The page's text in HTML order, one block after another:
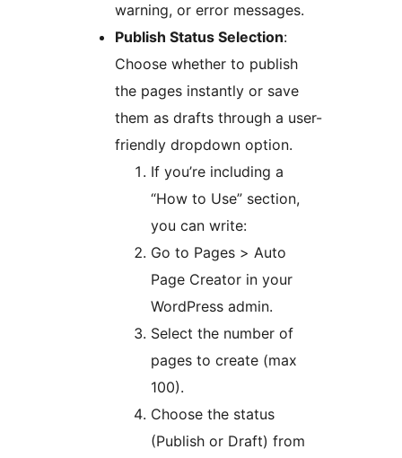
warning, or error messages.
Publish Status Selection:
Choose whether to publish
the pages instantly or save
them as drafts through a user-
friendly dropdown option.
If you’re including a
“How to Use” section,
you can write:
Go to Pages > Auto
Page Creator in your
WordPress admin.
Select the number of
pages to create (max
100).
Choose the status
(Publish or Draft) from